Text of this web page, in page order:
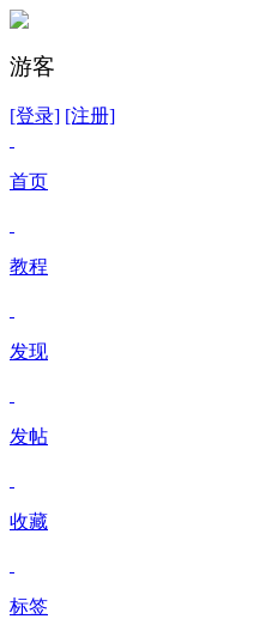
游客
[登录] [注册]
首页
教程
发现
发帖
收藏
标签